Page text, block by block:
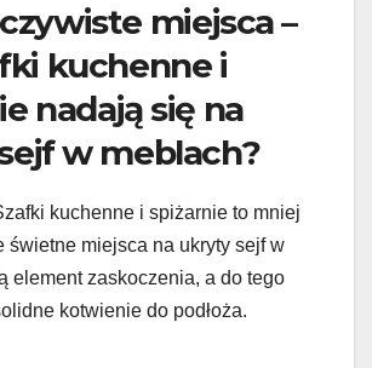
miejsca –
kuchenne i
nadają się na
w meblach?
kuchenne i spiżarnie to mniej
świetne miejsca na ukryty sejf w
element zaskoczenia, a do tego
kotwienie do podłoża.